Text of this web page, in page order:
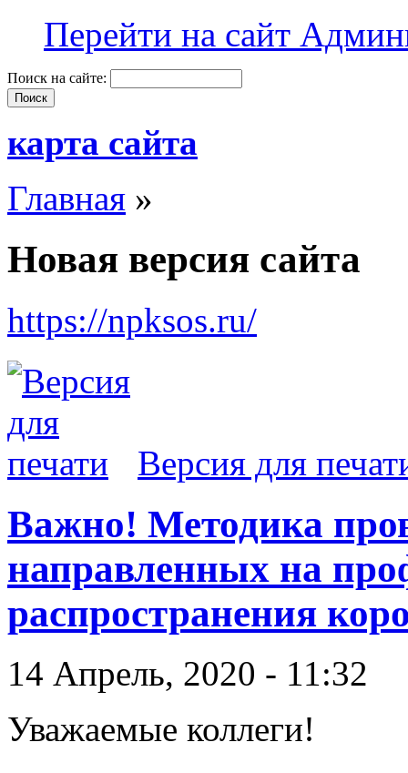
Перейти на сайт
Поиск на сайте:
карта сайта
Главная »
Новая версия сайта
https://npksos.ru/
Версия для
Важно! Методика
направленных на
распространения
14 Апрель, 2020 - 11:32
Уважаемые коллеги!